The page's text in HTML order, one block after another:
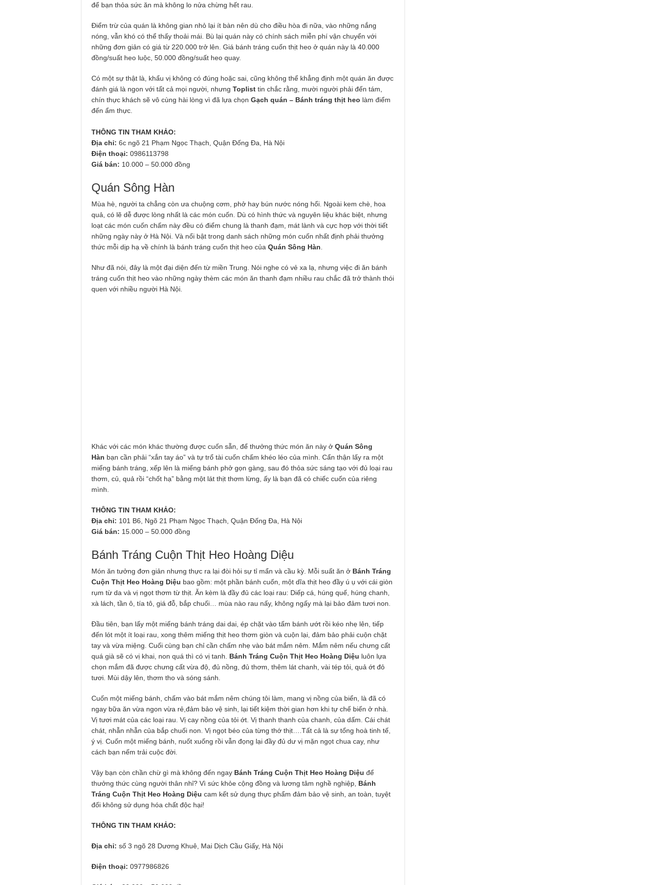
để bạn thỏa sức ăn mà không lo nửa chừng hết rau.
Điểm trừ của quán là không gian nhỏ lại ít bàn nên dù cho điều hòa đi nữa, vào những nắng
nóng, vẫn khó có thể thấy thoải mái. Bù lại quán này có chính sách miễn phí vận chuyển với
những đơn giản có giá từ 220.000 trở lên. Giá bánh tráng cuốn thịt heo ở quán này là 40.000
đồng/suất heo luộc, 50.000 đồng/suất heo quay.
Có một sự thật là, khẩu vị không có đúng hoặc sai, cũng không thể khẳng định một quán ăn được
đánh giá là ngon với tất cả mọi người, nhưng Toplist tin chắc rằng, mười người phải đến tám,
chín thực khách sẽ vô cùng hài lòng vì đã lựa chọn Gạch quán – Bánh tráng thịt heo làm điểm
đến ẩm thực.
THÔNG TIN THAM KHẢO:
Địa chỉ: 6c ngõ 21 Phạm Ngọc Thạch, Quận Đống Đa, Hà Nội
Điện thoại: 0986113798
Giá bán: 10.000 – 50.000 đồng
Quán Sông Hàn
Mùa hè, người ta chẳng còn ưa chuộng cơm, phở hay bún nước nóng hổi. Ngoài kem chè, hoa
quả, có lẽ dễ được lòng nhất là các món cuốn. Dù có hình thức và nguyên liệu khác biệt, nhưng
loạt các món cuốn chấm này đều có điểm chung là thanh đạm, mát lành và cực hợp với thời tiết
những ngày này ở Hà Nội. Và nổi bật trong danh sách những món cuốn nhất định phải thưởng
thức mỗi dịp hạ về chính là bánh tráng cuốn thịt heo của Quán Sông Hàn
Như đã nói, đây là một đại diện đến từ miền Trung. Nói nghe có vẻ xa lạ, nhưng việc đi ăn bánh
tráng cuốn thịt heo vào những ngày thèm các món ăn thanh đạm nhiều rau chắc đã trở thành thói
quen với nhiều người Hà Nội.
Khác với các món khác thường được cuốn sẵn, để thưởng thức món ăn này ở Quán Sông
Hàn bạn cần phải “xắn tay áo” và tự trổ tài cuốn chấm khéo léo của mình. Cẩn thận lấy ra một
miếng bánh tráng, xếp lên là miếng bánh phở gọn gàng, sau đó thỏa sức sáng tạo với đủ loại rau
thơm, củ, quả rồi “chốt hạ” bằng một lát thịt thơm lừng, ấy là bạn đã có chiếc cuốn của riêng
mình.
THÔNG TIN THAM KHẢO:
Địa chỉ: 101 B6, Ngõ 21 Phạm Ngọc Thạch, Quận Đống Đa, Hà Nội
Giá bán: 15.000 – 50.000 đồng
Bánh Tráng Cuộn Thịt Heo Hoàng Diệu
Món ăn tưởng đơn giản nhưng thực ra lại đòi hỏi sự tỉ mẩn và cầu kỳ. Mỗi suất ăn ở Bánh Tráng
Cuộn Thịt Heo Hoàng Diệu bao gồm: một phần bánh cuốn, một dĩa thịt heo đầy ú ụ với cái giòn
rụm từ da và vị ngọt thơm từ thịt. Ăn kèm là đầy đủ các loại rau: Diếp cá, húng quế, húng chanh,
xà lách, tần ô, tía tô, giá đỗ, bắp chuối… mùa nào rau nấy, không ngấy mà lại bảo đảm tươi non.
Đầu tiên, bạn lấy một miếng bánh tráng dai dai, ép chặt vào tấm bánh ướt rồi kéo nhẹ lên, tiếp
đến lót một ít loại rau, xong thêm miếng thịt heo thơm giòn và cuộn lại, đảm bảo phải cuộn chặt
tay và vừa miệng. Cuối cùng bạn chỉ cần chấm nhẹ vào bát mắm nêm. Mắm nêm nếu chưng cất
quá già sẽ có vị khai, non quá thì có vị tanh. Bánh Tráng Cuộn Thịt Heo Hoàng Diệu luôn lựa
chọn mắm đã được chưng cất vừa độ, đủ nồng, đủ thơm, thêm lát chanh, vài tép tỏi, quả ớt đỏ
tươi. Mùi dậy lên, thơm tho và sóng sánh.
Cuốn một miếng bánh, chấm vào bát mắm nêm chúng tôi làm, mang vị nồng của biển, là đã có
ngay bữa ăn vừa ngon vừa rẻ,đảm bảo vệ sinh, lại tiết kiệm thời gian hơn khi tự chế biến ở nhà.
Vị tươi mát của các loại rau. Vị cay nồng của tỏi ớt. Vị thanh thanh của chanh, của dấm. Cái chát
chát, nhẫn nhẫn của bắp chuối non. Vị ngọt béo của từng thớ thịt….Tất cả là sự tổng hoà tinh tế,
ý vị. Cuốn một miếng bánh, nuốt xuống rồi vẫn đọng lại đầy đủ dư vị mặn ngọt chua cay, như
cách bạn nếm trải cuộc đời.
Vậy bạn còn chần chừ gì mà không đến ngay Bánh Tráng Cuộn Thịt Heo Hoàng Diệu để
thưởng thức cùng người thân nhỉ? Vì sức khỏe cộng đồng và lương tâm nghề nghiệp, Bánh
Tráng Cuộn Thịt Heo Hoàng Diệu cam kết sử dụng thực phẩm đảm bảo vệ sinh, an toàn, tuyệt
đối không sử dụng hóa chất độc hại!
THÔNG TIN THAM KHẢO:
Địa chỉ: số 3 ngõ 28 Dương Khuê, Mai Dịch Cầu Giấy, Hà Nội
Điện thoại: 0977986826